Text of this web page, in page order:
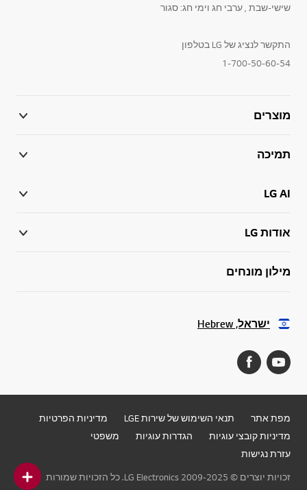
שישי-שבת , ערבי חג וימי חג: סגור
התקשר לנציג של LG בטלפון
1-700-50-60-54
מוצרים
תמיכה
LG AI
אודות LG
מילון מונחים
ישראל, Hebrew
מפת אתר תנאי השימוש של שירות LGE
מדיניות הפרטיות
מדיניות קובצי עוגיות
הגדרות עוגיות
משפטי
עזרת נגישות
זכויות יוצרים © 2009-2025 LG Electronics. כל הזכויות שמורות